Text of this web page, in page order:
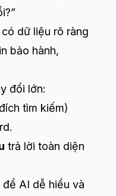
dữ liệu rõ ràng
bảo hành,
đổi lớn:
tìm kiếm)
trả lời toàn diện
để AI dễ hiểu và